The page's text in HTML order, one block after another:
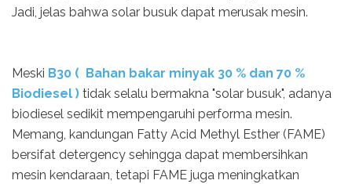
Jadi, jelas bahwa solar busuk dapat merusak mesin.
Meski B30 ( Bahan bakar minyak 30 % dan 70 %
Biodiesel ) tidak selalu bermakna "solar busuk", adanya
biodiesel sedikit mempengaruhi performa mesin.
Memang, kandungan Fatty Acid Methyl Esther (FAME)
bersifat detergency sehingga dapat membersihkan
mesin kendaraan, tetapi FAME juga meningkatkan